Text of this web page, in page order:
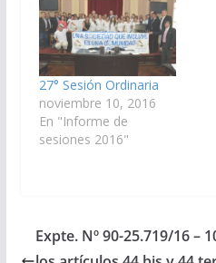
producido por el Sr.
Felipe Benito Ortiz "Mi
Padre Murió dos
Veces".(Expte. Nº 90-
25.721/16 – A la
Comisión de Educación
y Cultura). Declaración
N°…
27° Sesión Ordinaria
noviembre 10, 2016
En "Informe de
sesiones 2016"
Expte. Nº 90-25.719/16 –